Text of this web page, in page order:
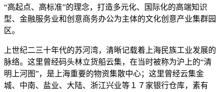
“高起点、高标准”的理念，打造多元化、国际化的高端知识
型、金融服务业和创意商务办公为主体的文化创意产业集群园
区。
上世纪二三十年代的苏河湾，清晰记载着上海民族工业发展的
脉络。这里曾经码头林立货船云集，在当时被称为沪上的“清
明上河图”，是上海重要的物资集散中心；这里曾经云集金
城、中南、盐业、大陆、浙江兴业等１７家银行仓库，素有